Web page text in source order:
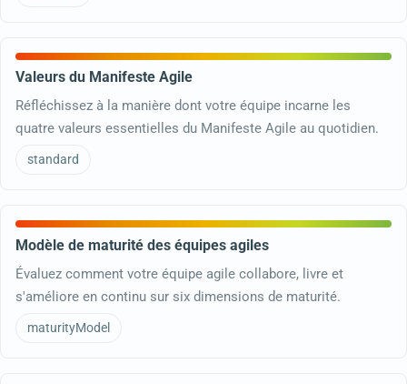
Valeurs du Manifeste Agile
Réfléchissez à la manière dont votre équipe incarne les
quatre valeurs essentielles du Manifeste Agile au quotidien.
standard
Modèle de maturité des équipes agiles
Évaluez comment votre équipe agile collabore, livre et
s'améliore en continu sur six dimensions de maturité.
maturityModel